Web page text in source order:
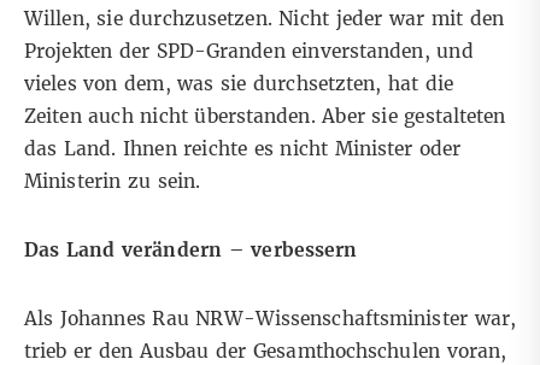
Willen, sie durchzusetzen. Nicht jeder war mit den
Projekten der SPD-Granden einverstanden, und
vieles von dem, was sie durchsetzten, hat die
Zeiten auch nicht überstanden. Aber sie gestalteten
das Land. Ihnen reichte es nicht Minister oder
Ministerin zu sein.
Das Land verändern – verbessern
Als Johannes Rau NRW-Wissenschaftsminister war,
trieb er den Ausbau der Gesamthochschulen voran,